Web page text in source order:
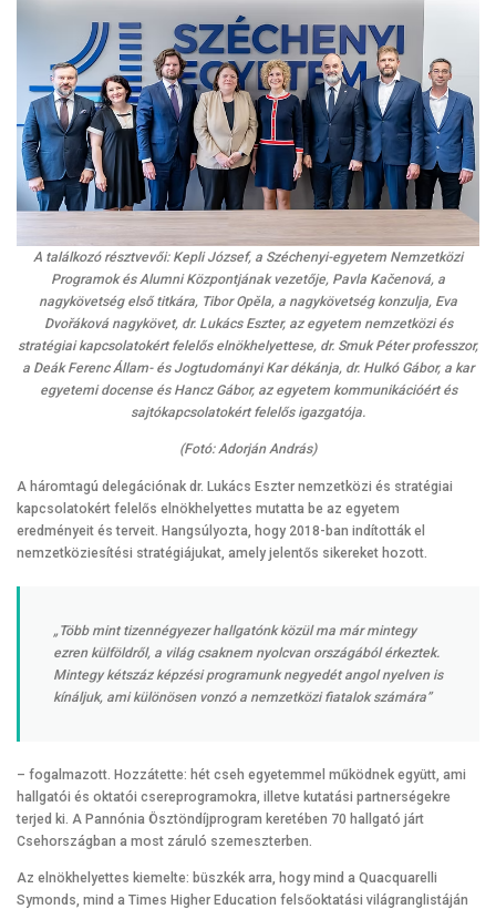
A találkozó résztvevői: Kepli József, a Széchenyi-egyetem Nemzetközi
Programok és Alumni Központjának vezetője, Pavla Kačenová, a
nagykövetség első titkára, Tibor Opěla, a nagykövetség konzulja, Eva
Dvořáková nagykövet, dr. Lukács Eszter, az egyetem nemzetközi és
stratégiai kapcsolatokért felelős elnökhelyettese, dr. Smuk Péter professzor,
a Deák Ferenc Állam- és Jogtudományi Kar dékánja, dr. Hulkó Gábor, a kar
egyetemi docense és Hancz Gábor, az egyetem kommunikációért és
sajtókapcsolatokért felelős igazgatója.
(Fotó: Adorján András)
A háromtagú delegációnak dr. Lukács Eszter nemzetközi és stratégiai
kapcsolatokért felelős elnökhelyettes mutatta be az egyetem
eredményeit és terveit. Hangsúlyozta, hogy 2018-ban indították el
nemzetköziesítési stratégiájukat, amely jelentős sikereket hozott.
„Több mint tizennégyezer hallgatónk közül ma már mintegy
ezren külföldről, a világ csaknem nyolcvan országából érkeztek.
Mintegy kétszáz képzési programunk negyedét angol nyelven is
kínáljuk, ami különösen vonzó a nemzetközi fiatalok számára”
– fogalmazott. Hozzátette: hét cseh egyetemmel működnek együtt, ami
hallgatói és oktatói csereprogramokra, illetve kutatási partnerségekre
terjed ki. A Pannónia Ösztöndíjprogram keretében 70 hallgató járt
Csehországban a most záruló szemeszterben.
Az elnökhelyettes kiemelte: büszkék arra, hogy mind a Quacquarelli
Symonds, mind a Times Higher Education felsőoktatási világranglistáján